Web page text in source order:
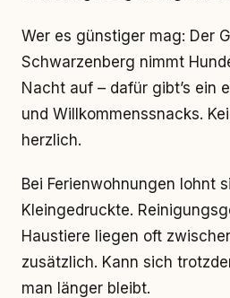
Wer es günstiger mag: Der
Schwarzenberg nimmt
Nacht auf – dafür gibt’s ein
und Willkommenssnacks.
herzlich.
Bei Ferienwohnungen lohnt
Kleingedruckte.
Haustiere liegen oft
zusätzlich. Kann sich
man länger bleibt.